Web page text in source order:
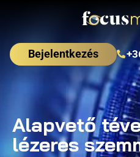
Bejelentkezés
Alapvető
lézeres